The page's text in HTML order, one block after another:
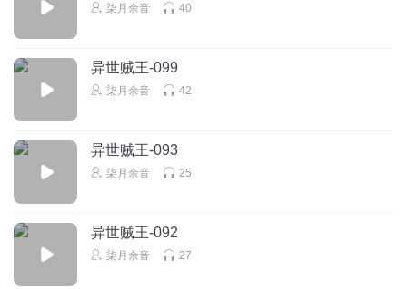
柒月余音 40
异世贼王-099
柒月余音 42
异世贼王-093
柒月余音 25
异世贼王-092
柒月余音 27